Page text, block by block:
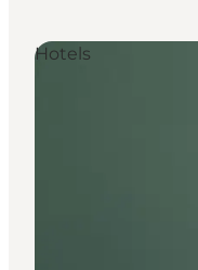
Booking
Hotels